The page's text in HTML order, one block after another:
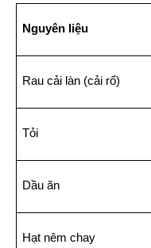
Nguyên liệu
Rau cải làn (cải rổ)
Tỏi
Dầu ăn
Hạt nêm chay